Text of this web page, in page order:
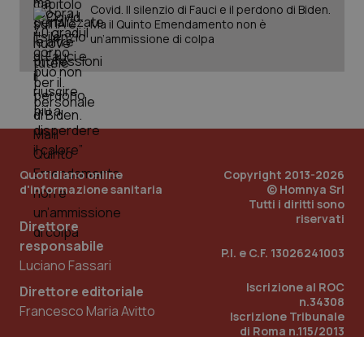
Covid. Il silenzio di Fauci e il perdono di Biden.
Ma il Quinto Emendamento non è
un’ammissione di colpa
Quotidiano online
d'informazione sanitaria
Direttore
responsabile
Luciano Fassari
Direttore editoriale
Francesco Maria Avitto
Copyright 2013-2026
© Homnya Srl
Tutti i diritti sono
riservati
P.I. e C.F. 13026241003
Iscrizione al ROC
n.34308
Iscrizione Tribunale
di Roma n.115/2013